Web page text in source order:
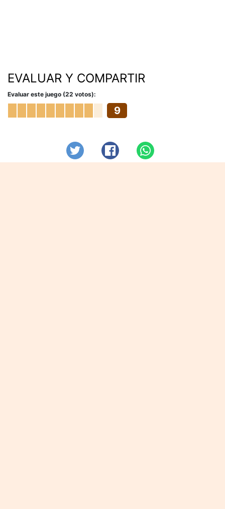
EVALUAR Y COMPARTIR
Evaluar este juego (22 votos):
9